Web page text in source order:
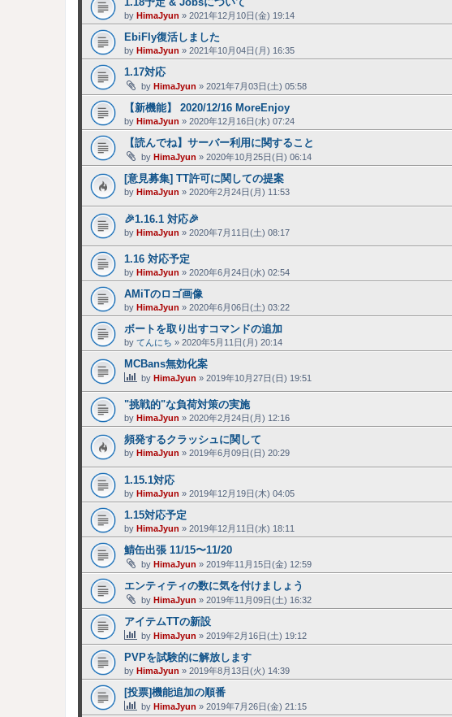
by HimaJyun » 2021年12月10日(金) 19:14
EbiFly復活しました
by HimaJyun » 2021年10月04日(月) 16:35
1.17対応
by HimaJyun » 2021年7月03日(土) 05:58
【新機能】 2020/12/16 MoreEnjoy
by HimaJyun » 2020年12月16日(水) 07:24
【読んでね】サーバー利用に関すること
by HimaJyun » 2020年10月25日(日) 06:14
[意見募集] TT許可に関しての提案
by HimaJyun » 2020年2月24日(月) 11:53
🎉1.16.1 対応🎉
by HimaJyun » 2020年7月11日(土) 08:17
1.16 対応予定
by HimaJyun » 2020年6月24日(水) 02:54
AMiTのロゴ画像
by HimaJyun » 2020年6月06日(土) 03:22
ボートを取り出すコマンドの追加
by てんにち » 2020年5月11日(月) 20:14
MCBans無効化案
by HimaJyun » 2019年10月27日(日) 19:51
"挑戦的"な負荷対策の実施
by HimaJyun » 2020年2月24日(月) 12:16
頻発するクラッシュに関して
by HimaJyun » 2019年6月09日(日) 20:29
1.15.1対応
by HimaJyun » 2019年12月19日(木) 04:05
1.15対応予定
by HimaJyun » 2019年12月11日(水) 18:11
鯖缶出張 11/15〜11/20
by HimaJyun » 2019年11月15日(金) 12:59
エンティティの数に気を付けましょう
by HimaJyun » 2019年11月09日(土) 16:32
アイテムTTの新設
by HimaJyun » 2019年2月16日(土) 19:12
PVPを試験的に解放します
by HimaJyun » 2019年8月13日(火) 14:39
[投票]機能追加の順番
by HimaJyun » 2019年7月26日(金) 21:15